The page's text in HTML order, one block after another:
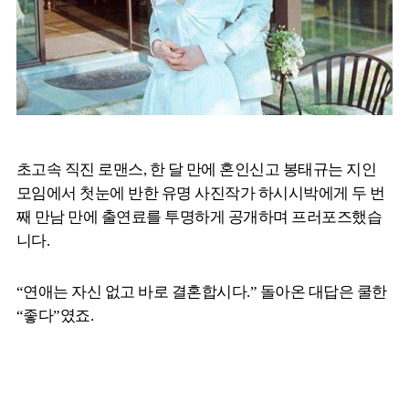
초고속 직진 로맨스, 한 달 만에 혼인신고 봉태규는 지인
모임에서 첫눈에 반한 유명 사진작가 하시시박에게 두 번
째 만남 만에 출연료를 투명하게 공개하며 프러포즈했습
니다.
“연애는 자신 없고 바로 결혼합시다.” 돌아온 대답은 쿨한
“좋다”였죠.